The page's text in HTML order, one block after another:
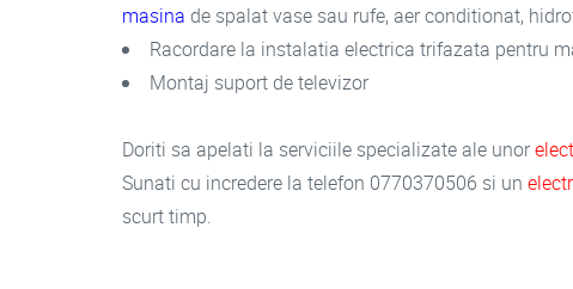
masina de spalat vase sau rufe, aer conditionat,
Racordare la instalatia electrica trifazata pentru
Montaj suport de televizor
Doriti sa apelati la serviciile specializate ale unor
Sunati cu incredere la telefon 0770370506 si un
scurt timp.